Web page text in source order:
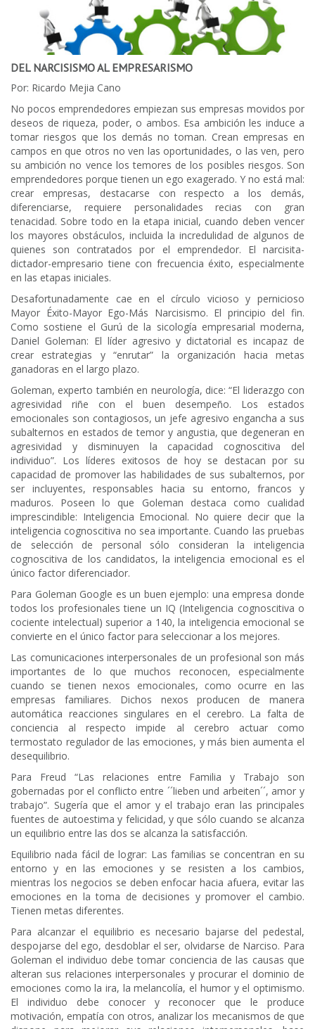
DEL NARCISISMO AL EMPRESARISMO
Por: Ricardo Mejia Cano
No pocos emprendedores empiezan sus empresas movidos por
deseos de riqueza, poder, o ambos. Esa ambición les induce a
tomar riesgos que los demás no toman. Crean empresas en
campos en que otros no ven las oportunidades, o las ven, pero
su ambición no vence los temores de los posibles riesgos. Son
emprendedores porque tienen un ego exagerado. Y no está mal:
crear empresas, destacarse con respecto a los demás,
diferenciarse, requiere personalidades recias con gran
tenacidad. Sobre todo en la etapa inicial, cuando deben vencer
los mayores obstáculos, incluida la incredulidad de algunos de
quienes son contratados por el emprendedor. El narcisita-
dictador-empresario tiene con frecuencia éxito, especialmente
en las etapas iniciales.
Desafortunadamente cae en el círculo vicioso y pernicioso
Mayor Éxito-Mayor Ego-Más Narcisismo. El principio del fin.
Como sostiene el Gurú de la sicología empresarial moderna,
Daniel Goleman: El líder agresivo y dictatorial es incapaz de
crear estrategias y “enrutar” la organización hacia metas
ganadoras en el largo plazo.
Goleman, experto también en neurología, dice: “El liderazgo con
agresividad riñe con el buen desempeño. Los estados
emocionales son contagiosos, un jefe agresivo engancha a sus
subalternos en estados de temor y angustia, que degeneran en
agresividad y disminuyen la capacidad cognoscitiva del
individuo”. Los líderes exitosos de hoy se destacan por su
capacidad de promover las habilidades de sus subalternos, por
ser incluyentes, responsables hacia su entorno, francos y
maduros. Poseen lo que Goleman destaca como cualidad
imprescindible: Inteligencia Emocional. No quiere decir que la
inteligencia cognoscitiva no sea importante. Cuando las pruebas
de selección de personal sólo consideran la inteligencia
cognoscitiva de los candidatos, la inteligencia emocional es el
único factor diferenciador.
Para Goleman Google es un buen ejemplo: una empresa donde
todos los profesionales tiene un IQ (Inteligencia cognoscitiva o
cociente intelectual) superior a 140, la inteligencia emocional se
convierte en el único factor para seleccionar a los mejores.
Las comunicaciones interpersonales de un profesional son más
importantes de lo que muchos reconocen, especialmente
cuando se tienen nexos emocionales, como ocurre en las
empresas familiares. Dichos nexos producen de manera
automática reacciones singulares en el cerebro. La falta de
conciencia al respecto impide al cerebro actuar como
termostato regulador de las emociones, y más bien aumenta el
desequilibrio.
Para Freud “Las relaciones entre Familia y Trabajo son
gobernadas por el conflicto entre ´´lieben und arbeiten´´, amor y
trabajo”. Sugería que el amor y el trabajo eran las principales
fuentes de autoestima y felicidad, y que sólo cuando se alcanza
un equilibrio entre las dos se alcanza la satisfacción.
Equilibrio nada fácil de lograr: Las familias se concentran en su
entorno y en las emociones y se resisten a los cambios,
mientras los negocios se deben enfocar hacia afuera, evitar las
emociones en la toma de decisiones y promover el cambio.
Tienen metas diferentes.
Para alcanzar el equilibrio es necesario bajarse del pedestal,
despojarse del ego, desdoblar el ser, olvidarse de Narciso. Para
Goleman el individuo debe tomar conciencia de las causas que
alteran sus relaciones interpersonales y procurar el dominio de
emociones como la ira, la melancolía, el humor y el optimismo.
El individuo debe conocer y reconocer que le produce
motivación, empatía con otros, analizar los mecanismos de que